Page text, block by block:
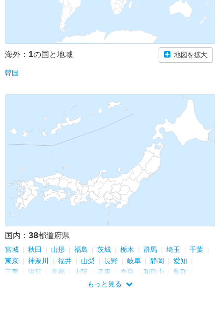
海外： 1の国と地域 地図を拡大
韓国
国内： 38都道府県
宮城 秋田 山形 福島 茨城 栃木 群馬 埼玉
千葉
東京
神奈川 福井 山梨 長野 岐阜 静岡
愛知
三重
滋賀 京都 大阪 兵庫 奈良 和歌山
鳥取
香川 愛媛
もっと見る